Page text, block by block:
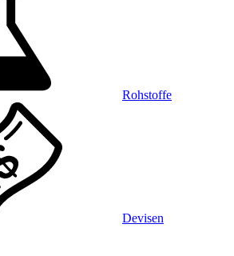
Rohstoffe
Devisen